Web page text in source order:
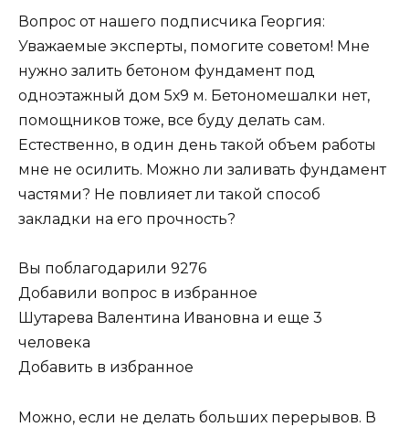
Вопрос от нашего подписчика Георгия:
Уважаемые эксперты, помогите советом! Мне
нужно залить бетоном фундамент под
одноэтажный дом 5х9 м. Бетономешалки нет,
помощников тоже, все буду делать сам.
Естественно, в один день такой объем работы
мне не осилить. Можно ли заливать фундамент
частями? Не повлияет ли такой способ
закладки на его прочность?
Вы поблагодарили 9276
Добавили вопрос в избранное
Шутарева Валентина Ивановна и еще 3
человека
Добавить в избранное
Можно, если не делать больших перерывов. В